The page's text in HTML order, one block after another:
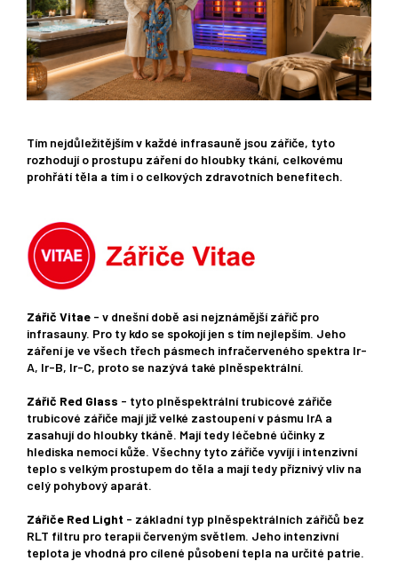
Tím nejdůležitějším v každé infrasauně jsou zářiče, tyto
rozhodují o prostupu záření do hloubky tkání, celkovému
prohřátí těla a tím i o celkových zdravotních benefitech.
Zářič Vitae - v dnešní době asi nejznámější zářič pro
infrasauny. Pro ty kdo se spokojí jen s tím nejlepším. Jeho
záření je ve všech třech pásmech infračerveného spektra Ir-
A, Ir-B, Ir-C, proto se nazývá také plněspektrální.
Zářič Red Glass - tyto plněspektrální trubicové zářiče
trubicové zářiče mají již velké zastoupení v pásmu IrA a
zasahují do hloubky tkáně. Mají tedy léčebné účinky z
hlediska nemocí kůže. Všechny tyto zářiče vyvíjí i intenzivní
teplo s velkým prostupem do těla a mají tedy příznivý vliv na
celý pohybový aparát.
Zářiče Red Light - základní typ plněspektrálních zářičů bez
RLT filtru pro terapii červeným světlem. Jeho intenzivní
teplota je vhodná pro cílené působení tepla na určité patrie.